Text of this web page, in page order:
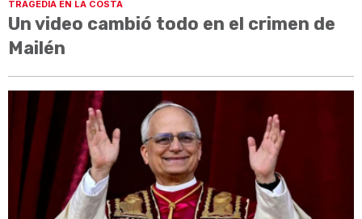
TRAGEDIA EN LA COSTA
Un video cambió todo en el crimen de
Mailén